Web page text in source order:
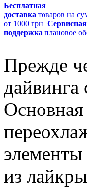
Бесплатная
доставка товаров на
от 1000 грн Сервисная
поддержка плановое
Прежде
дайвинга
элементы
из